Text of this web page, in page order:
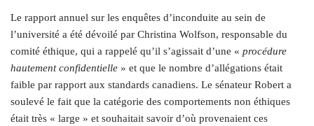
Le rapport annuel sur les enquêtes d’inconduite au sein de
l’université a été dévoilé par Christina Wolfson, responsable du
comité éthique, qui a rappelé qu’il s’agissait d’une « procédure
hautement confidentielle » et que le nombre d’allégations était
faible par rapport aux standards canadiens. Le sénateur Robert a
soulevé le fait que la catégorie des comportements non éthiques
était très « large » et souhaitait savoir d’où provenaient ces